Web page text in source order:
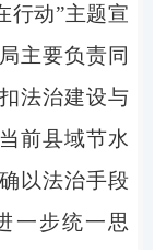
行动”主题宣
主要负责同
法治建设与
前县域节水
以法治手段
一步统一思